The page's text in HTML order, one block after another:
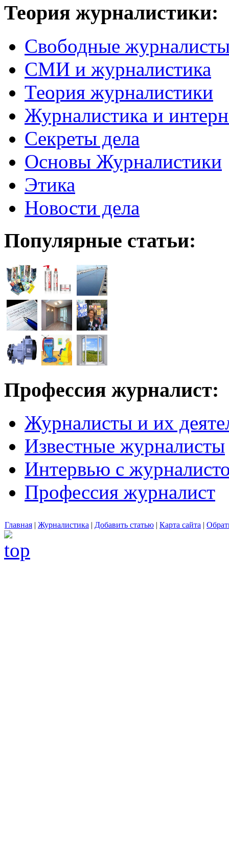
Теория журналистики:
Свободные
СМИ и журналистика
Теория журналистики
Журналистика и
Секреты дела
Основы Журналистики
Этика
Новости дела
Популярные статьи:
Профессия журналист:
Журналисты и их
Известные журналисты
Интервью с
Профессия журналист
Главная | Журналистика | Добавить статью | Карта сайта |